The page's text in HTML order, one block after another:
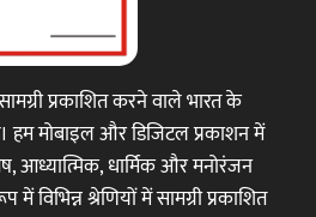
प्रकाशित करने वाले भारत के
मोबाइल और डिजिटल प्रकाशन में
आध्यात्मिक, धार्मिक और मनोरंजन
विभिन्न श्रेणियों में सामग्री प्रकाशित